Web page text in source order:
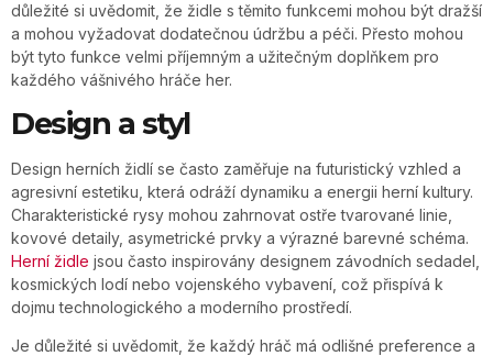
důležité si uvědomit, že židle s těmito funkcemi mohou být dražší
a mohou vyžadovat dodatečnou údržbu a péči. Přesto mohou
být tyto funkce velmi příjemným a užitečným doplňkem pro
každého vášnivého hráče her.
Design a styl
Design herních židlí se často zaměřuje na futuristický vzhled a
agresivní estetiku, která odráží dynamiku a energii herní kultury.
Charakteristické rysy mohou zahrnovat ostře tvarované linie,
kovové detaily, asymetrické prvky a výrazné barevné schéma.
Herní židle jsou často inspirovány designem závodních sedadel,
kosmických lodí nebo vojenského vybavení, což přispívá k
dojmu technologického a moderního prostředí.
Je důležité si uvědomit, že každý hráč má odlišné preference a